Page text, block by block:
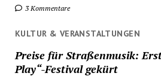
3 Kommentare
KULTUR & VERANSTALTUNGEN
Preise für Straßenmusik:
Play“-Festival gekürt